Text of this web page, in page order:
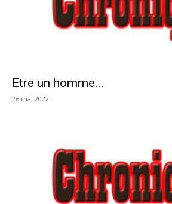
Etre un homme…
26 mai 2022